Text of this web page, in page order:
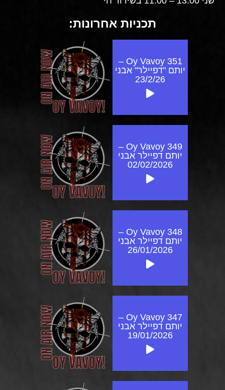
תכניות אחרונות:
Oy Vavoy 351 –
יותם "דפיילר" אבני
23/2/26
Oy Vavoy 349 –
יותם דפיילר אבני
02/02/2026
Oy Vavoy 348 –
יותם דפיילר אבני
26/01/2026
Oy Vavoy 347 –
יותם דפיילר אבני
19/01/2026